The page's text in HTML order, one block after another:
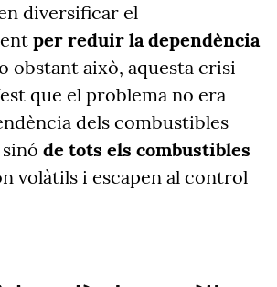
diversificar el
per reduir la dependència
obstant això, aquesta crisi
que el problema no era
dels combustibles
de tots els combustibles
volàtils i escapen al control